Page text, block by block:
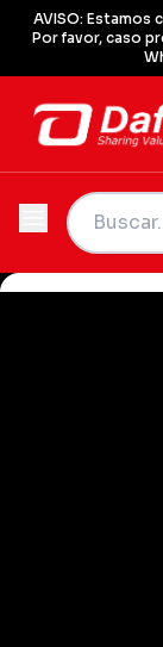
AVISO: Estamos
Por favor, caso